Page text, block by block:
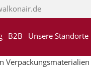
B2B Unsere Standorte